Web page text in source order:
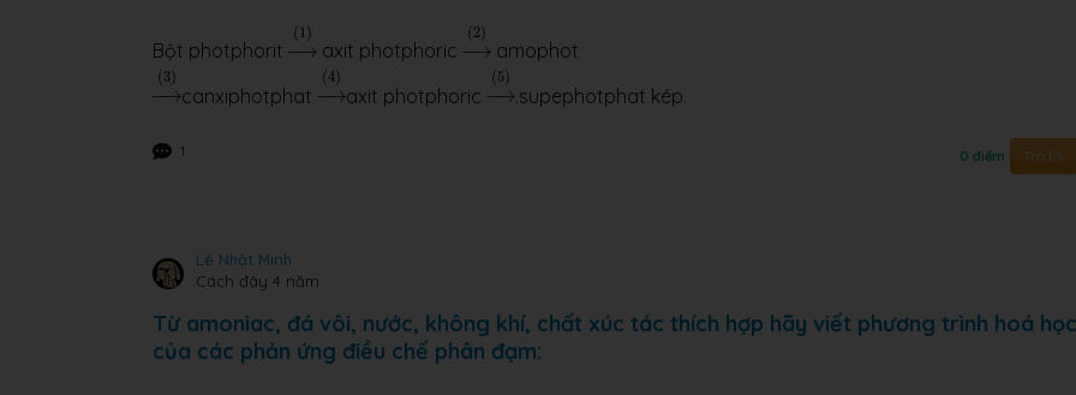
Bột photphorit
( 1 )
−→
→(
axit photphoric
( 2)
−→
→(
amophot
( 3)
−→
→( 3
canxiphotphat
(4)
−→
→( )
axit photphoric
( 5)
−→
→(
.supephotphat kép.
1 0 điểm Trả lời
Lê Nhật Minh
Cách đây 4 năm
Từ amoniac, đá vôi, nước, không khí, chất xúc tác thích hợp hãy viết phương trình hoá học
của các phản ứng điều chế phân đạm: